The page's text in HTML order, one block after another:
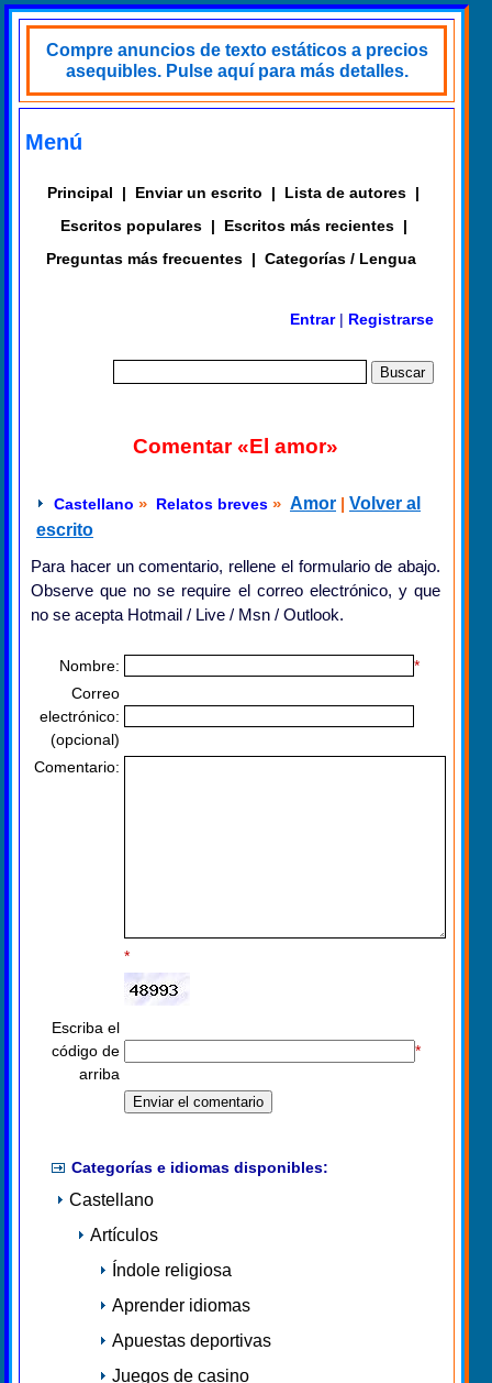
Compre anuncios de texto estáticos a precios
asequibles. Pulse aquí para más detalles.
Menú
Principal | Enviar un escrito | Lista de autores |
Escritos populares | Escritos más recientes |
Preguntas más frecuentes | Categorías / Lengua
Entrar| Registrarse
Comentar «El amor»
Castellano » Relatos breves » Amor | Volver al
escrito
Para hacer un comentario, rellene el formulario de abajo.
Observe que no se require el correo electrónico, y que
no se acepta Hotmail / Live / Msn / Outlook.
Nombre:
*
Correo
electrónico:
(opcional)
Comentario:
*
Escriba el
código de
arriba
*
Categorías e idiomas disponibles:
Castellano
Artículos
Índole religiosa
Aprender idiomas
Apuestas deportivas
Juegos de casino